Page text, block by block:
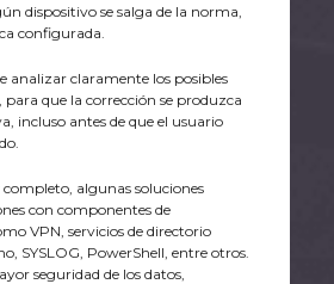
dispositivo se salga de la norma,
configurada.
analizar claramente los posibles
para que la corrección se produzca
incluso antes de que el usuario
completo, algunas soluciones
con componentes de
VPN, servicios de directorio
SYSLOG, PowerShell, entre otros.
seguridad de los datos,